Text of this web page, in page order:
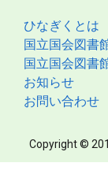
ひなぎくとは
国立国会図書
国立国会図書
お知らせ
お問い合わせ
Copyright ©